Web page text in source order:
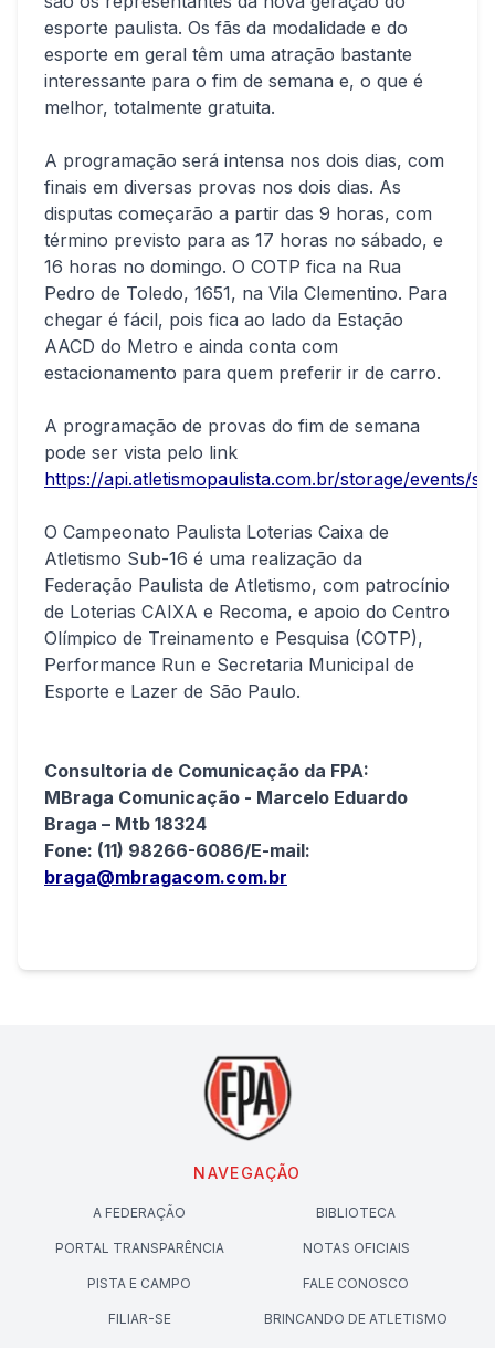
esporte paulista. Os fãs da modalidade e do
esporte em geral têm uma atração bastante
interessante para o fim de semana e, o que é
melhor, totalmente gratuita.
A programação será intensa nos dois dias, com
finais em diversas provas nos dois dias. As
disputas começarão a partir das 9 horas, com
término previsto para as 17 horas no sábado, e
16 horas no domingo. O COTP fica na Rua
Pedro de Toledo, 1651, na Vila Clementino. Para
chegar é fácil, pois fica ao lado da Estação
AACD do Metro e ainda conta com
estacionamento para quem preferir ir de carro.
A programação de provas do fim de semana
pode ser vista pelo link
https://api.atletismopaulista.com.br/storage/events/
O Campeonato Paulista Loterias Caixa de
Atletismo Sub-16 é uma realização da
Federação Paulista de Atletismo, com patrocínio
de Loterias CAIXA e Recoma, e apoio do Centro
Olímpico de Treinamento e Pesquisa (COTP),
Performance Run e Secretaria Municipal de
Esporte e Lazer de São Paulo.
Consultoria de Comunicação da FPA:
MBraga Comunicação - Marcelo Eduardo
Braga – Mtb 18324
Fone: (11) 98266-6086/E-mail:
braga@mbragacom.com.br
NAVEGAÇÃO
A FEDERAÇÃO BIBLIOTECA
PORTAL TRANSPARÊNCIA NOTAS OFICIAIS
PISTA E CAMPO FALE CONOSCO
FILIAR-SE BRINCANDO DE ATLETISMO